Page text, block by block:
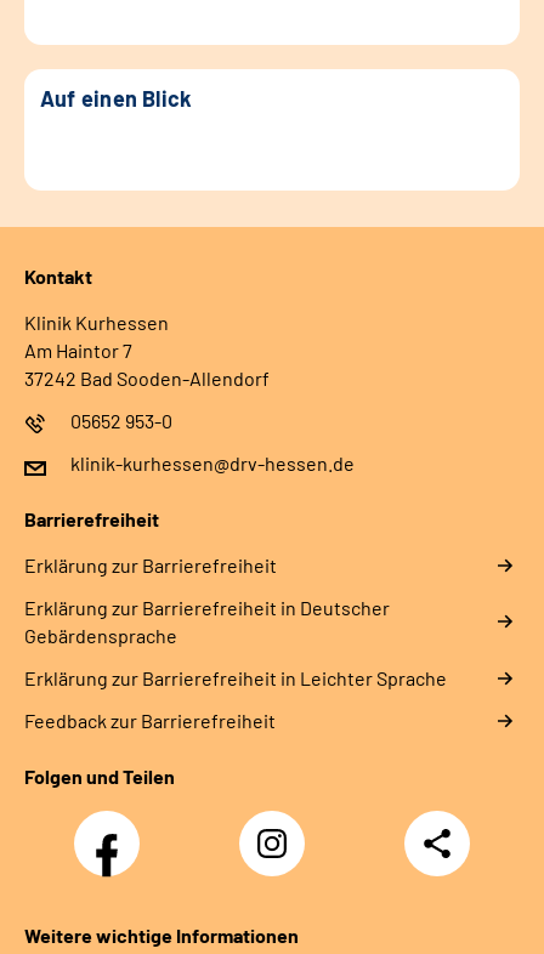
Auf einen Blick
Kontakt
Klinik Kurhessen
Am Haintor 7
37242 Bad Sooden-Allendorf
05652 953-0
klinik-kurhessen@drv-hessen.de
Barrierefreiheit
Erklärung zur Barrierefreiheit
Erklärung zur Barrierefreiheit in Deutscher
Gebärdensprache
Erklärung zur Barrierefreiheit in Leichter Sprache
Feedback zur Barrierefreiheit
Folgen und Teilen
Facebook
Klinik
Kurhessen
Instagram
Klinik
Kurhessen
Teilen
Weitere wichtige Informationen